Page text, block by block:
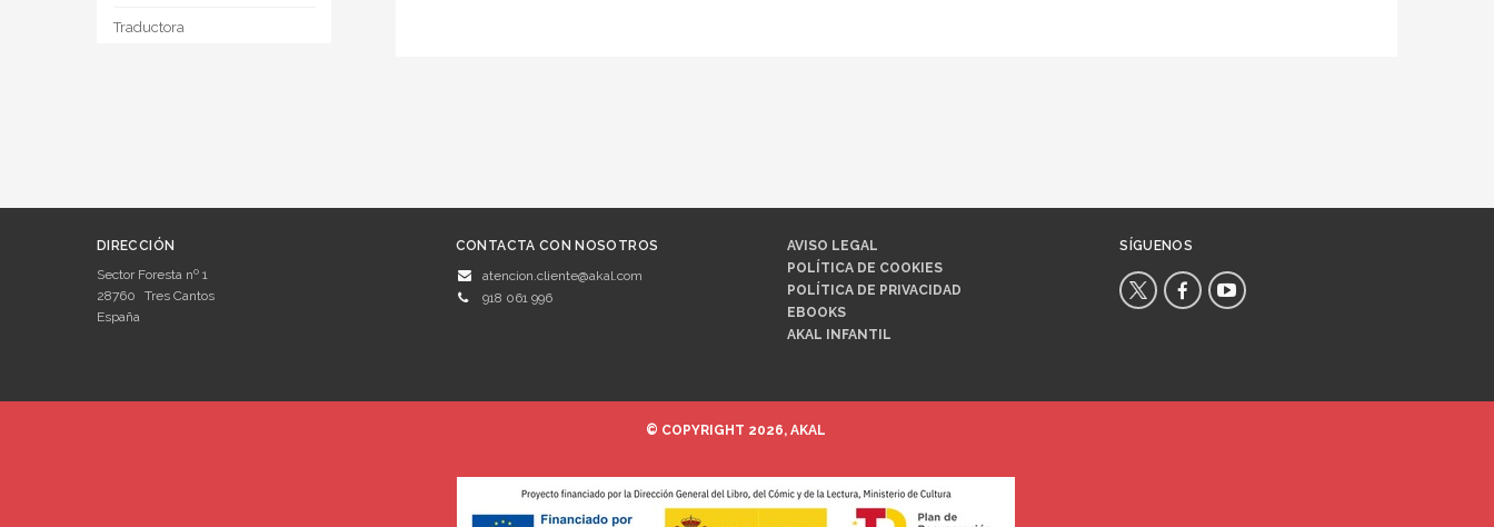
Traductora
DIRECCIÓN
Sector Foresta nº 1
28760
Tres Cantos
España
CONTACTA CON NOSOTROS
atencion.cliente@akal.com
918 061 996
AVISO LEGAL
POLÍTICA DE COOKIES
POLÍTICA DE PRIVACIDAD
EBOOKS
AKAL INFANTIL
SÍGUENOS
© COPYRIGHT 2026, AKAL